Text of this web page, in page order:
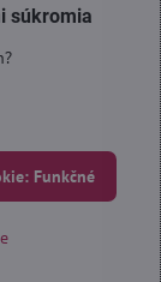
súkromia
Funkčné